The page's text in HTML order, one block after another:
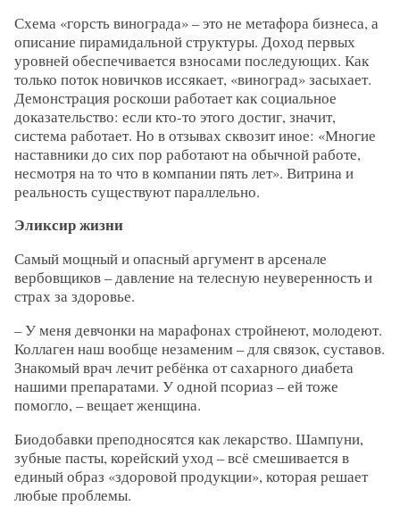
Схема «горсть винограда» – это не метафора бизнеса, а
описание пирамидальной структуры. Доход первых
уровней обеспечивается взносами последующих. Как
только поток новичков иссякает, «виноград» засыхает.
Демонстрация роскоши работает как социальное
доказательство: если кто-то этого достиг, значит,
система работает. Но в отзывах сквозит иное: «Многие
наставники до сих пор работают на обычной работе,
несмотря на то что в компании пять лет». Витрина и
реальность существуют параллельно.
Эликсир жизни
Самый мощный и опасный аргумент в арсенале
вербовщиков – давление на телесную неуверенность и
страх за здоровье.
– У меня девчонки на марафонах стройнеют, молодеют.
Коллаген наш вообще незаменим – для связок, суставов.
Знакомый врач лечит ребёнка от сахарного диабета
нашими препаратами. У одной псориаз – ей тоже
помогло, – вещает женщина.
Биодобавки преподносятся как лекарство. Шампуни,
зубные пасты, корейский уход – всё смешивается в
единый образ «здоровой продукции», которая решает
любые проблемы.